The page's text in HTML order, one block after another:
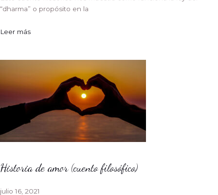
“dharma” o propósito en la
Leer más
Historia de amor (cuento filosófico)
julio 16, 2021